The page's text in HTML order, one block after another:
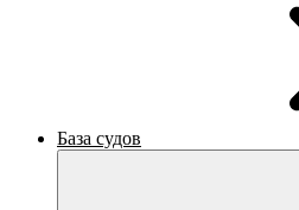
База судов